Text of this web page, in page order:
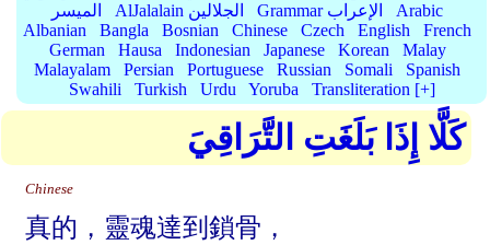
الميسر
AlJalalain الجلالين Grammar الإعراب
Arabic
Albanian
Bangla Bosnian Chinese Czech English
French
German
Hausa Indonesian Japanese Korean
Malay
Malayalam
Persian Portuguese Russian Somali
Spanish
Swahili
Turkish Urdu Yoruba Transliteration [+]
كَلَّا إِذَا بَلَغَتِ التَّرَاقِيَ
Chinese
真的，靈魂達到鎖骨，